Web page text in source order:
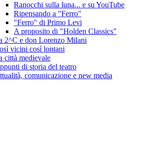
Ranocchi sulla luna... e su YouTube
Ripensando a "Ferro"
"Ferro" di Primo Levi
A proposito di "Holden Classics"
2^C e don Lorenzo Milani
vicini così lontani
città medievale
di storia del teatro
comunicazione e new media